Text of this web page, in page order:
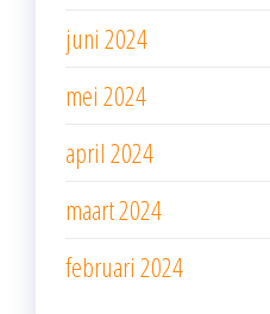
juni 2024
mei 2024
april 2024
maart 2024
februari 2024